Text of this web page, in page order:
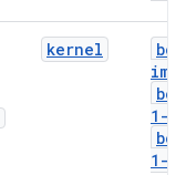
kernel
img
1-
1-